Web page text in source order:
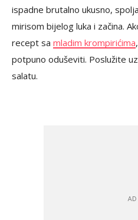
ispadne brutalno ukusno,
mirisom bijelog luka i začina.
recept sa mladim krompirićima
potpuno oduševiti. Poslužite
salatu.